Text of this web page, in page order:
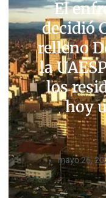
El
decidió
relleno
la
los
hoy
mayo 26,